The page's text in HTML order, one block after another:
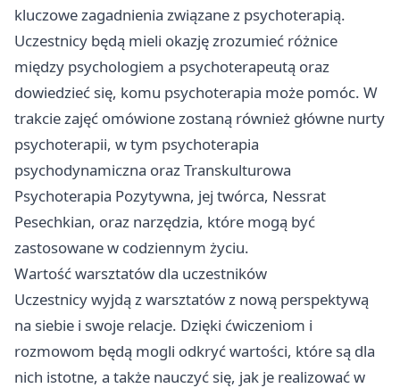
kluczowe zagadnienia związane z psychoterapią.
Uczestnicy będą mieli okazję zrozumieć różnice
między psychologiem a psychoterapeutą oraz
dowiedzieć się, komu psychoterapia może pomóc. W
trakcie zajęć omówione zostaną również główne nurty
psychoterapii, w tym psychoterapia
psychodynamiczna oraz Transkulturowa
Psychoterapia Pozytywna, jej twórca, Nessrat
Pesechkian, oraz narzędzia, które mogą być
zastosowane w codziennym życiu.
Wartość warsztatów dla uczestników
Uczestnicy wyjdą z warsztatów z nową perspektywą
na siebie i swoje relacje. Dzięki ćwiczeniom i
rozmowom będą mogli odkryć wartości, które są dla
nich istotne, a także nauczyć się, jak je realizować w